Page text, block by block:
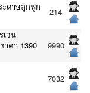
ะดาษลูกฟูก
214
เจน
าคา 1390
9990
7032